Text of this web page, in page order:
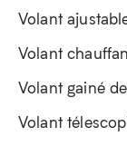
Volant
Volant
Volant gainé
Volant